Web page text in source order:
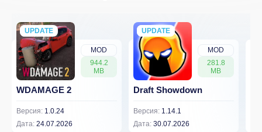
MOD
944.2
MB
UPDATE
NEW
WDAMAGE 2
Версия: 1.0.24
Дата: 24.07.2026
MOD
281.8
MB
UPDATE
NEW
Draft Showdown
Версия: 1.14.1
Дата: 30.07.2026